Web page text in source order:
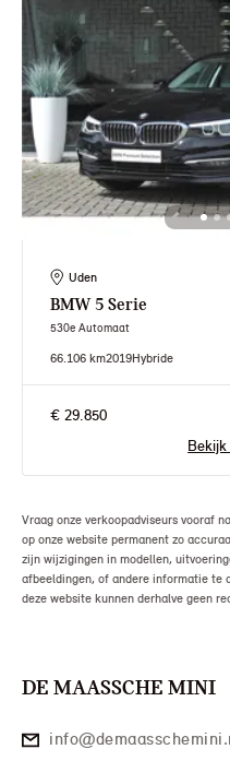
Uden
BMW 5 Serie
530e Automaat
66.106 km2019Hybride
€ 29.850
Vraag onze verkoopadviseurs vooraf
op onze website permanent zo
zijn wijzigingen in modellen,
afbeeldingen, of andere informatie te
deze website kunnen derhalve geen
DE MAASSCHE MINI